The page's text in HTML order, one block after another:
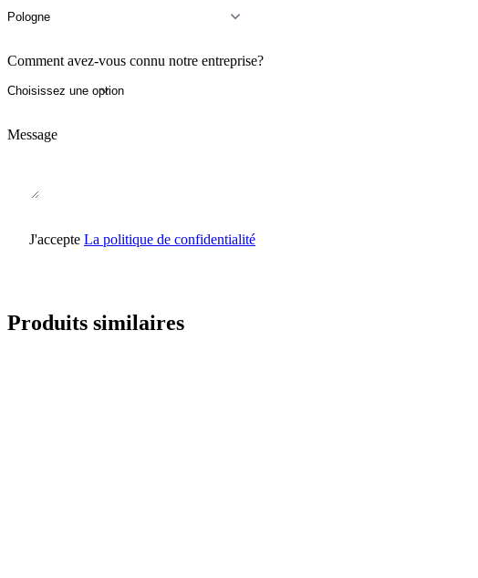
Comment avez-vous connu notre entreprise?
Message
J'accepte La politique de confidentialité
Produits similaires